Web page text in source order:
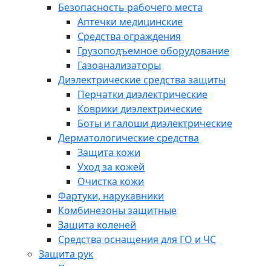
Безопасность рабочего места
Аптечки медицинские
Средства ограждения
Грузоподъемное оборудование
Газоанализаторы
Диэлектрические средства защиты
Перчатки диэлектрические
Коврики диэлектрические
Боты и галоши диэлектрические
Дерматологические средства
Защита кожи
Уход за кожей
Очистка кожи
Фартуки, нарукавники
Комбинезоны защитные
Защита коленей
Средства оснащения для ГО и ЧС
Защита рук